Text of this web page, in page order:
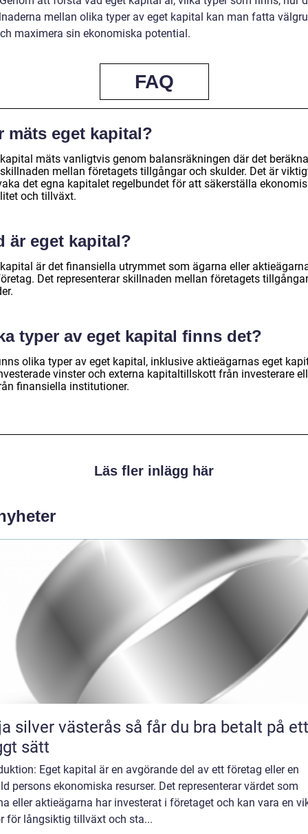
mellan olika typer av eget kapital kan man fatta
maximera sin ekonomiska potential.
FAQ
mäts eget kapital?
mäts vanligtvis genom balansräkningen där det
mellan företagets tillgångar och skulder. Det är
det egna kapitalet regelbundet för att säkerställa
och tillväxt.
är eget kapital?
är det finansiella utrymmet som ägarna eller
Det representerar skillnaden mellan företagets
typer av eget kapital finns det?
olika typer av eget kapital, inklusive aktieägarnas eget
vinster och externa kapitaltillskott från investerare
finansiella institutioner.
Läs fler inlägg här
västerås så får du bra betalt på ett
sätt
Eget kapital är en avgörande del av ett företag eller en
persons ekonomiska resurser. Det representerar värdet som
eller aktieägarna har investerat i företaget och kan vara en
för långsiktig tillväxt och sta...